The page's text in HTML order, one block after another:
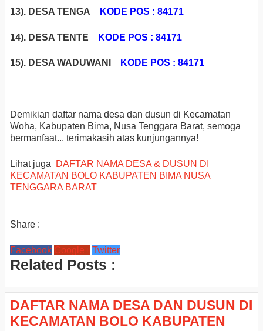
13). DESA TENGA KODE POS : 84171
14). DESA TENTE KODE POS : 84171
15). DESA WADUWANI KODE POS : 84171
Demikian daftar nama desa dan dusun di Kecamatan
Woha, Kabupaten Bima, Nusa Tenggara Barat, semoga
bermanfaat... terimakasih atas kunjungannya!
Lihat juga
DAFTAR NAMA DESA & DUSUN DI
KECAMATAN BOLO KABUPATEN BIMA NUSA
TENGGARA BARAT
Share :
Facebook Google+ Twitter
Related Posts :
DAFTAR NAMA DESA DAN DUSUN DI
KECAMATAN BOLO KABUPATEN